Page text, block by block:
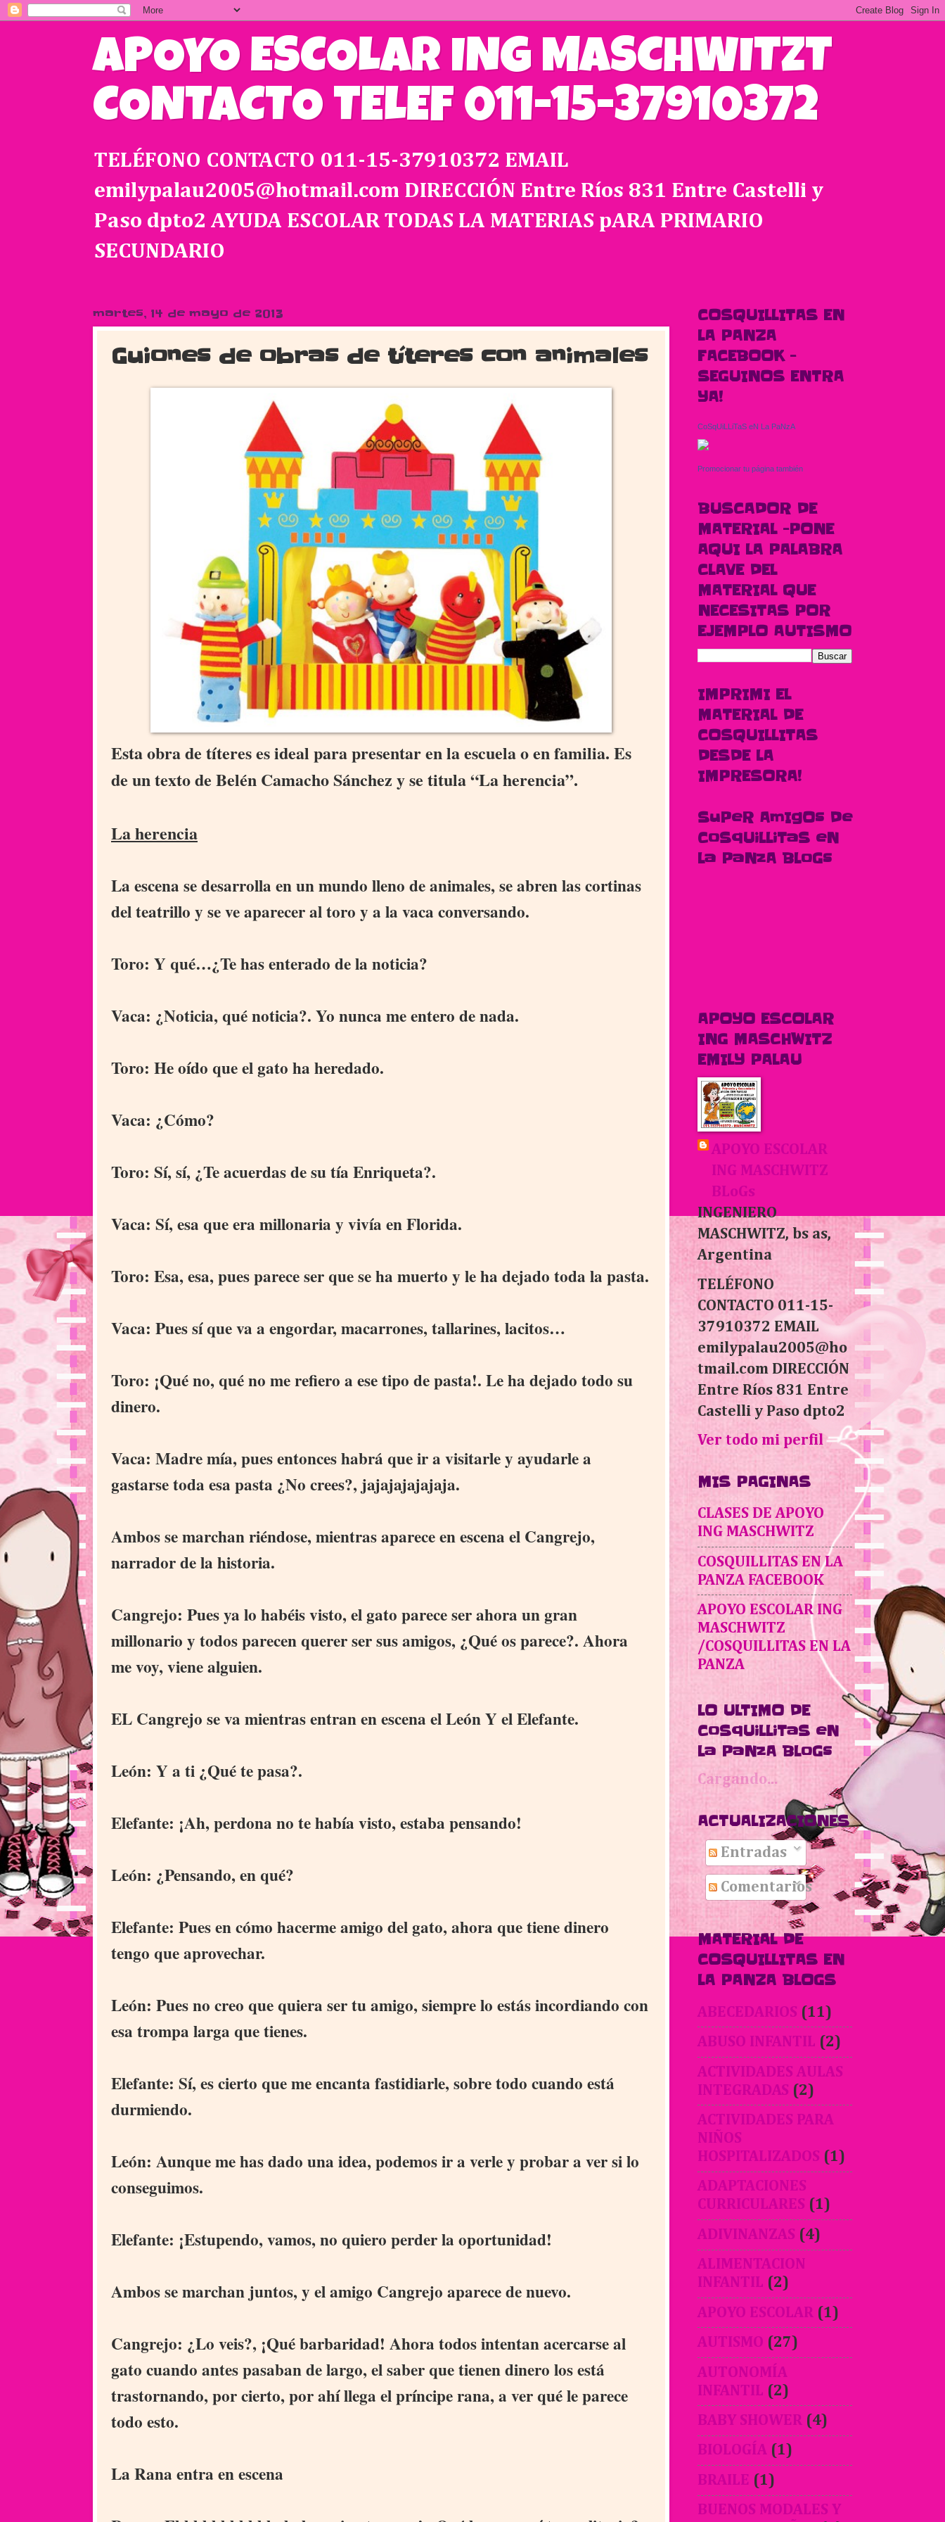
APOYO ESCOLAR ING MASCHWITZT
CONTACTO TELEF 011-15-37910372
TELÉFONO CONTACTO 011-15-37910372 EMAIL
emilypalau2005@hotmail.com DIRECCIÓN Entre Ríos 831 Entre Castelli y
Paso dpto2 AYUDA ESCOLAR TODAS LA MATERIAS pARA PRIMARIO
SECUNDARIO
martes, 14 de mayo de 2013
Guiones de obras de títeres con animales
Esta obra de títeres es ideal para presentar en la escuela o en familia. Es
de un texto de Belén Camacho Sánchez y se titula “La herencia”.
La herencia
La escena se desarrolla en un mundo lleno de animales, se abren las cortinas
del teatrillo y se ve aparecer al toro y a la vaca conversando.
Toro: Y qué…¿Te has enterado de la noticia?
Vaca: ¿Noticia, qué noticia?. Yo nunca me entero de nada.
Toro: He oído que el gato ha heredado.
Vaca: ¿Cómo?
Toro: Sí, sí, ¿Te acuerdas de su tía Enriqueta?.
Vaca: Sí, esa que era millonaria y vivía en Florida.
Toro: Esa, esa, pues parece ser que se ha muerto y le ha dejado toda la pasta.
Vaca: Pues sí que va a engordar, macarrones, tallarines, lacitos…
Toro: ¡Qué no, qué no me refiero a ese tipo de pasta!. Le ha dejado todo su
dinero.
Vaca: Madre mía, pues entonces habrá que ir a visitarle y ayudarle a
gastarse toda esa pasta ¿No crees?, jajajajajajaja.
Ambos se marchan riéndose, mientras aparece en escena el Cangrejo,
narrador de la historia.
Cangrejo: Pues ya lo habéis visto, el gato parece ser ahora un gran
millonario y todos parecen querer ser sus amigos, ¿Qué os parece?. Ahora
me voy, viene alguien.
EL Cangrejo se va mientras entran en escena el León Y el Elefante.
León: Y a ti ¿Qué te pasa?.
Elefante: ¡Ah, perdona no te había visto, estaba pensando!
León: ¿Pensando, en qué?
Elefante: Pues en cómo hacerme amigo del gato, ahora que tiene dinero
tengo que aprovechar.
León: Pues no creo que quiera ser tu amigo, siempre lo estás incordiando con
esa trompa larga que tienes.
Elefante: Sí, es cierto que me encanta fastidiarle, sobre todo cuando está
durmiendo.
León: Aunque me has dado una idea, podemos ir a verle y probar a ver si lo
conseguimos.
Elefante: ¡Estupendo, vamos, no quiero perder la oportunidad!
Ambos se marchan juntos, y el amigo Cangrejo aparece de nuevo.
Cangrejo: ¿Lo veis?, ¡Qué barbaridad! Ahora todos intentan acercarse al
gato cuando antes pasaban de largo, el saber que tienen dinero los está
trastornando, por cierto, por ahí llega el príncipe rana, a ver qué le parece
todo esto.
La Rana entra en escena
COSQUILLITAS EN
LA PANZA
FACEBOOK -
SEGUINOS ENTRA
YA!
CoSqUiLLiTaS eN La PaNzA
Promocionar tu página también
BUSCADOR DE
MATERIAL -PONE
AQUI LA PALABRA
CLAVE DEL
MATERIAL QUE
NECESITAS POR
EJEMPLO AUTISMO
IMPRIMI EL
MATERIAL DE
COSQUILLITAS
DESDE LA
IMPRESORA!
SuPeR AmIgOs De
CoSqUiLLiTaS eN
La PaNzA BLoGs
APOYO ESCOLAR
ING MASCHWITZ
EMILY PALAU
APOYO ESCOLAR
ING MASCHWITZ
BLoGs
INGENIERO
MASCHWITZ, bs as,
Argentina
TELÉFONO
CONTACTO 011-15-
37910372 EMAIL
emilypalau2005@ho
tmail.com DIRECCIÓN
Entre Ríos 831 Entre
Castelli y Paso dpto2
Ver todo mi perfil
MIS PAGINAS
CLASES DE APOYO
ING MASCHWITZ
COSQUILLITAS EN LA
PANZA FACEBOOK
APOYO ESCOLAR ING
MASCHWITZ
/COSQUILLITAS EN LA
PANZA
LO ULTIMO DE
CoSqUiLLiTaS eN
La PaNzA BLoGs
Cargando...
ACTUALIZACIONES
Entradas
Comentarios
MATERIAL DE
COSQUILLITAS EN
LA PANZA BLOGS
ABECEDARIOS (11)
ABUSO INFANTIL (2)
ACTIVIDADES AULAS
INTEGRADAS (2)
ACTIVIDADES PARA
NIÑOS
HOSPITALIZADOS (1)
ADAPTACIONES
CURRICULARES (1)
ADIVINANZAS (4)
ALIMENTACION
INFANTIL (2)
APOYO ESCOLAR (1)
AUTISMO (27)
AUTONOMÍA
INFANTIL (2)
BABY SHOWER (4)
BIOLOGÍA (1)
BRAILE (1)
BUENOS MODALES Y